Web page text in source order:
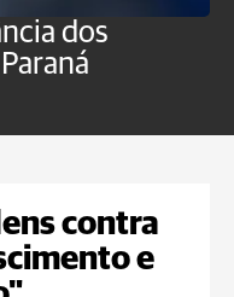
dos
contra
e